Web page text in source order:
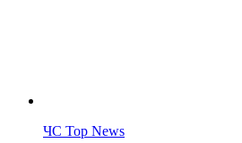
ЧС Top News